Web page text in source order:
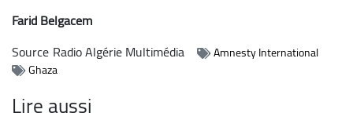
Farid Belgacem
Source Radio Algérie Multimédia
Amnesty International
Ghaza
Lire aussi